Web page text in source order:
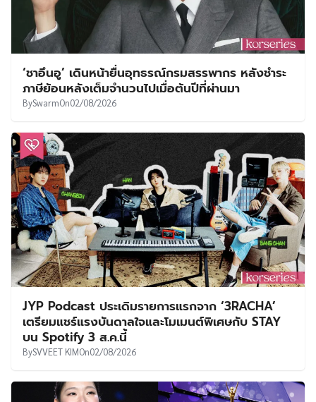
‘ชาอึนอู’ เดินหน้ายื่นอุทธรณ์กรมสรรพากร หลังชำระ
ภาษีย้อนหลังเต็มจำนวนไปเมื่อต้นปีที่ผ่านมา
BySwarmOn02/08/2026
JYP Podcast ประเดิมรายการแรกจาก ‘3RACHA’
เตรียมแชร์แรงบันดาลใจและโมเมนต์พิเศษกับ STAY
บน Spotify 3 ส.ค.นี้
BySVVEET KIMOn02/08/2026